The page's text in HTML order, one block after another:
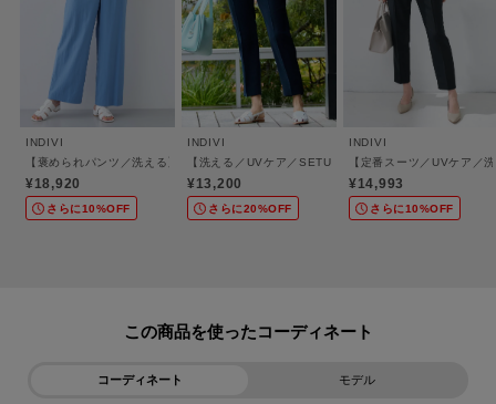
POINT．1
再入荷通知や、値下げ情報・在庫状況をメルマガにてお知らせ♪
POINT．2
マイページでお気に入り一覧をチェックでき、
自分だけのお買い物リストがつくれる♪
-・-・-・-・-・-・-・-・-・-・-・-・-・-・-・-・-・-・-・-・-・-
が異なる場合もございます。
INDIVI
【褒められパンツ／洗える】ウエストゴムワイドタックパンツ
¥18,920
さらに10%OFF
INDIVI
【洗える／UVケア／SETUP可】着る日傘テーパードパ
¥13,200
さらに20%OFF
INDIVI
【定番スーツ／UVケア／
¥14,993
さらに10%OFF
この商品を使った
コーディネート モデル